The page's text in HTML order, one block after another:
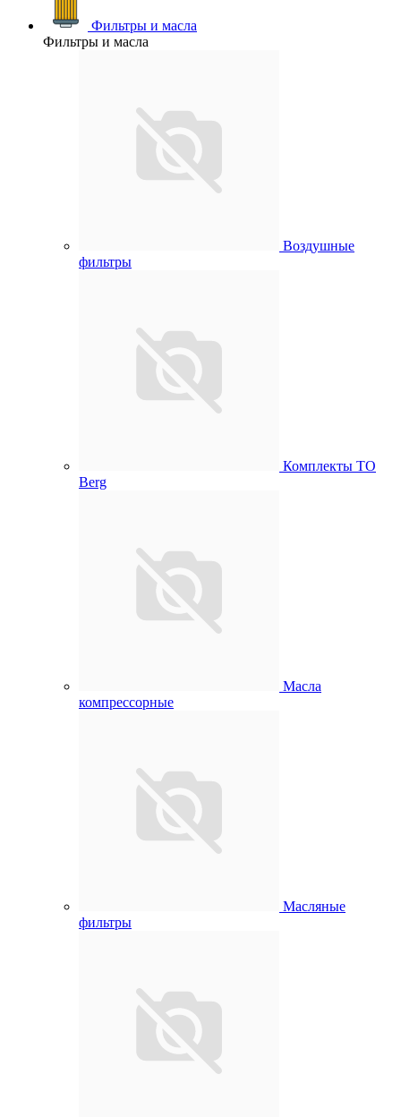
Фильтры и масла
Фильтры и масла
Воздушные
фильтры
Комплекты ТО
Berg
Масла
компрессорные
Масляные
фильтры